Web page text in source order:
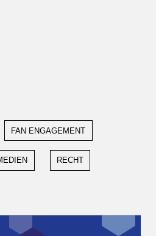
FAN ENGAGEMENT
RECHT